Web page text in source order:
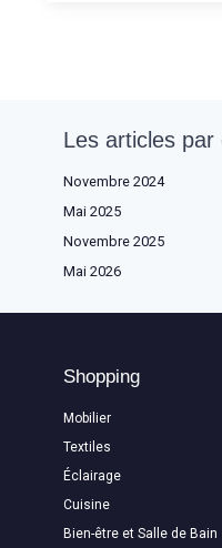
Les articles par
Novembre 2024
Mai 2025
Novembre 2025
Mai 2026
Shopping
Mobilier
Textiles
Éclairage
Cuisine
Bien-être et Salle de Bain